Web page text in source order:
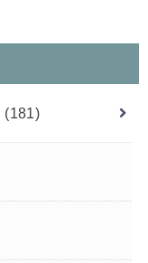
(181)